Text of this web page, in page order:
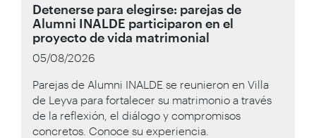
Detenerse para elegirse: parejas de
Alumni INALDE participaron en el
proyecto de vida matrimonial
05/08/2026
Parejas de Alumni INALDE se reunieron en Villa
de Leyva para fortalecer su matrimonio a través
de la reflexión, el diálogo y compromisos
concretos. Conoce su experiencia.